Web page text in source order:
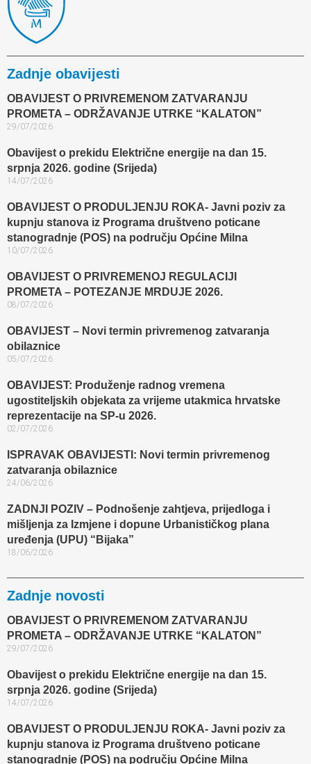
Zadnje obavijesti
OBAVIJEST O PRIVREMENOM ZATVARANJU
PROMETA – ODRŽAVANJE UTRKE “KALATON”
29/07/2026
Obavijest o prekidu Električne energije na dan 15.
srpnja 2026. godine (Srijeda)
14/07/2026
OBAVIJEST O PRODULJENJU ROKA- Javni poziv za
kupnju stanova iz Programa društveno poticane
stanogradnje (POS) na području Općine Milna
10/07/2026
OBAVIJEST O PRIVREMENOJ REGULACIJI
PROMETA – POTEZANJE MRDUJE 2026.
08/07/2026
OBAVIJEST – Novi termin privremenog zatvaranja
obilaznice​
05/07/2026
OBAVIJEST: Produženje radnog vremena
ugostiteljskih objekata za vrijeme utakmica hrvatske
reprezentacije na SP-u 2026.
02/07/2026
ISPRAVAK OBAVIJESTI: Novi termin privremenog
zatvaranja obilaznice​
24/06/2026
ZADNJI POZIV – Podnošenje zahtjeva, prijedloga i
mišljenja za Izmjene i dopune Urbanističkog plana
uređenja (UPU) “Bijaka”
18/06/2026
Zadnje novosti
OBAVIJEST O PRIVREMENOM ZATVARANJU
PROMETA – ODRŽAVANJE UTRKE “KALATON”
29/07/2026
Obavijest o prekidu Električne energije na dan 15.
srpnja 2026. godine (Srijeda)
14/07/2026
OBAVIJEST O PRODULJENJU ROKA- Javni poziv za
kupnju stanova iz Programa društveno poticane
stanogradnje (POS) na području Općine Milna